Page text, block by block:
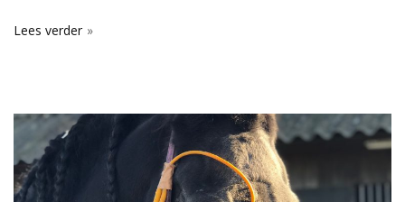
Lees verder